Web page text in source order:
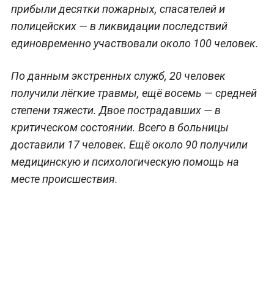
прибыли десятки пожарных, спасателей и
полицейских — в ликвидации последствий
единовременно участвовали около 100 человек.
По данным экстренных служб, 20 человек
получили лёгкие травмы, ещё восемь — средней
степени тяжести. Двое пострадавших — в
критическом состоянии. Всего в больницы
доставили 17 человек. Ещё около 90 получили
медицинскую и психологическую помощь на
месте происшествия.